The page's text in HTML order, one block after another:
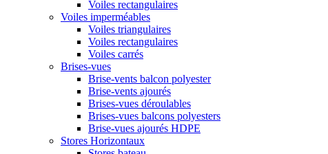
Voiles rectangulaires
Voiles imperméables
Voiles triangulaires
Voiles rectangulaires
Voiles carrés
Brises-vues
Brise-vents balcon polyester
Brise-vents ajourés
Brises-vues déroulables
Brises-vues balcons polyesters
Brise-vues ajourés HDPE
Stores Horizontaux